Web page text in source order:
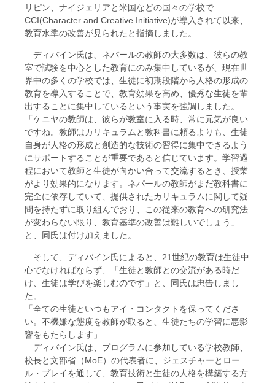
リピン、ナイジェリアと米国などの国々の学校で
CCI(Character and Creative Initiative)が導入されて以来、
教育水準の改善が見られたと指摘しました。
ディバイン氏は、ネパールの教師の大多数は、彼らの教
室で試験を中心とした教育にのみ集中しているが、現在世
界中の多くの学校では、生徒に初期段階から人格の形成の
教育を導入することで、教育効果を高め、優秀な生徒を輩
出することに集中しているという事実を強調しました。
「ケニヤの教師は、彼らが教室に入る時、常に元気が良い
ですね。教師はカリキュラムと教科書に頼るよりも、生徒
自身が人格の形成と創造的な技術の習得に集中できるよう
にサポートすることが重要であると信じています。学習過
程において教師と生徒が向かい合って交流するとき、授業
がより効果的になります。ネパールの教師がまだ教科書に
完全に依存していて、提供されたカリキュラムに関して疑
問を持たずに取り組んでおり、この従来の教育への研究法
が変わらない限り、教育基準の改善は難しいでしょう」
と、同氏は付け加えました。
そして、ディバイン氏によると、21世紀の教育は生徒中
心でなければならず、「生徒と教師との交流がある時だ
け、生徒は学びを楽しむのです」と、同氏は忠告しまし
た。
「全ての生徒といつもアイ・コンタクトを保ってくださ
い。不機嫌な態度を教師が取ると、生徒たちの学習に悪影
響をもたらします」
ディバイン氏は、プログラムに参加している学校教師、
校長と文部省（MoE）の代表者に、ジェスチャーとロー
ル・プレイを通して、教育技術と生徒の人格を構築する方